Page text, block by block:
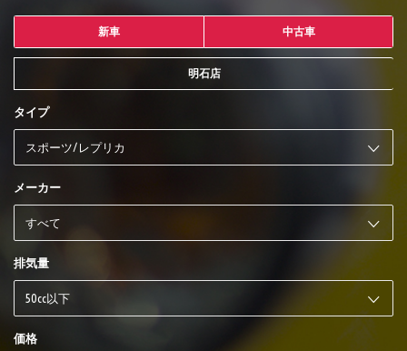
新車 中古車
明石店
タイプ
メーカー
排気量
価格